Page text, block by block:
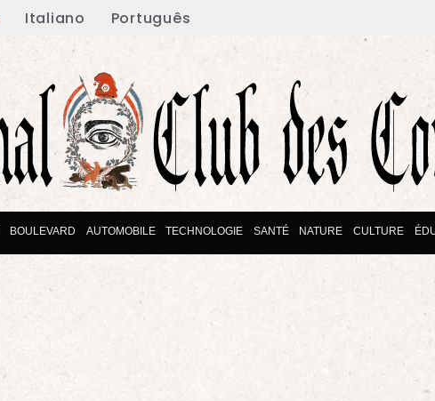
Italiano Português
BOULEVARD AUTOMOBILE TECHNOLOGIE SANTÉ NATURE CULTURE